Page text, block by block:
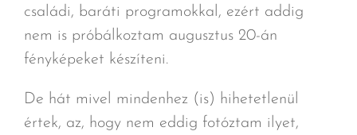
családi, baráti programokkal, ezért addig
nem is próbálkoztam augusztus 20-án
fényképeket készíteni.
De hát mivel mindenhez (is) hihetetlenül
értek, az, hogy nem eddig fotóztam ilyet,